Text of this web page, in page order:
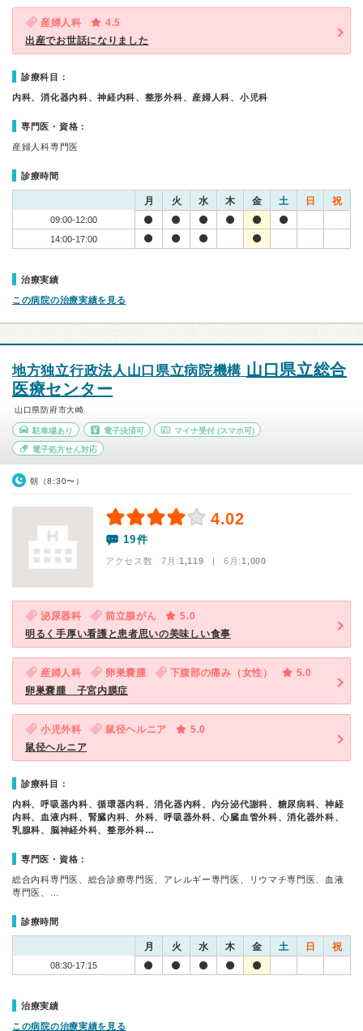
産婦人科
4.5
出産でお世話になりました
診療科目：
内科、消化器内科、神経内科、整形外科、産婦人科、小児科
専門医・資格：
産婦人科専門医
診療時間
月 火 水 木 金 土 日 祝
09:00-12:00
14:00-17:00
治療実績
この病院の治療実績を見る
地方独立行政法人山口県立病院機構 山口県立総合
医療センター
山口県防府市大崎
駐車場あり 電子決済可 マイナ受付 (スマホ可)
電子処方せん対応
朝（8:30〜）
4.02
19件
アクセス数 7月:1,119 | 6月:1,000
泌尿器科 前立腺がん
5.0
明るく手厚い看護と患者思いの美味しい食事
産婦人科 卵巣嚢腫 下腹部の痛み（女性）
5.0
卵巣嚢腫 子宮内膜症
小児外科 鼠径ヘルニア
5.0
鼠径ヘルニア
診療科目：
内科、呼吸器内科、循環器内科、消化器内科、内分泌代謝科、糖尿病科、神経
内科、血液内科、腎臓内科、外科、呼吸器外科、心臓血管外科、消化器外科、
乳腺科、脳神経外科、整形外科…
専門医・資格：
総合内科専門医、総合診療専門医、アレルギー専門医、リウマチ専門医、血液
専門医、…
診療時間
月 火 水 木 金 土 日 祝
08:30-17:15
治療実績
この病院の治療実績を見る